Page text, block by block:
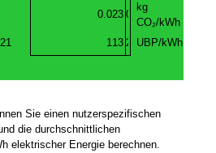
kg
CO₂/kWh
UBP/kWh
Sie einen nutzerspezifischen
die durchschnittlichen
elektrischer Energie berechnen.